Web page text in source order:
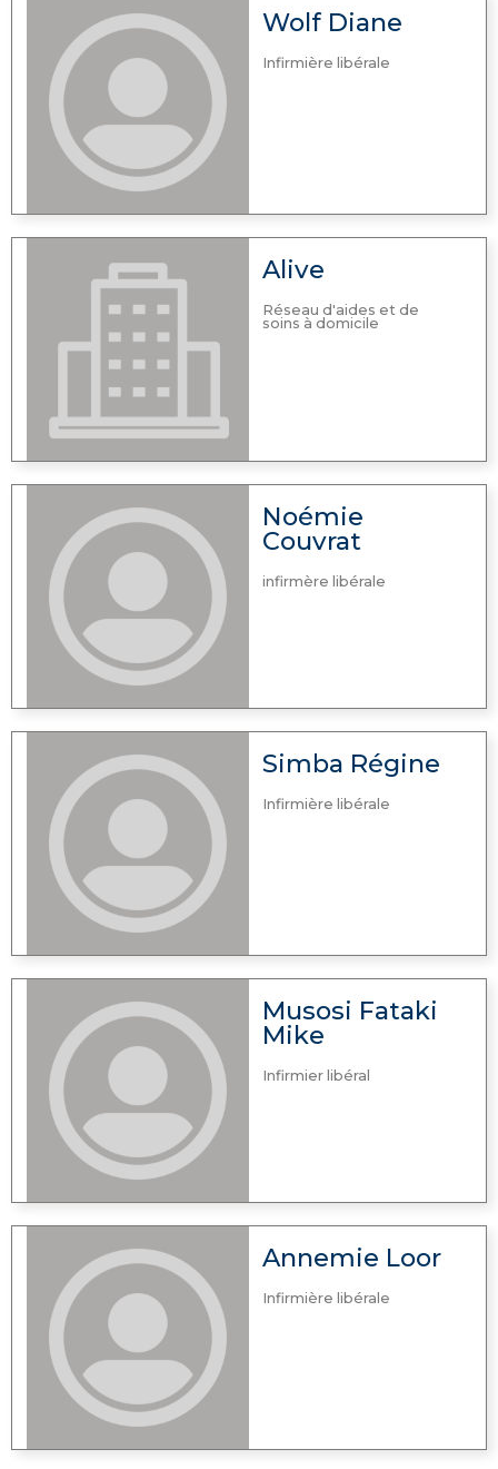
Wolf Diane
Infirmière libérale
Alive
Réseau d'aides et de
soins à domicile
Noémie
Couvrat
infirmère libérale
Simba Régine
Infirmière libérale
Musosi Fataki
Mike
Infirmier libéral
Annemie Loor
Infirmière libérale